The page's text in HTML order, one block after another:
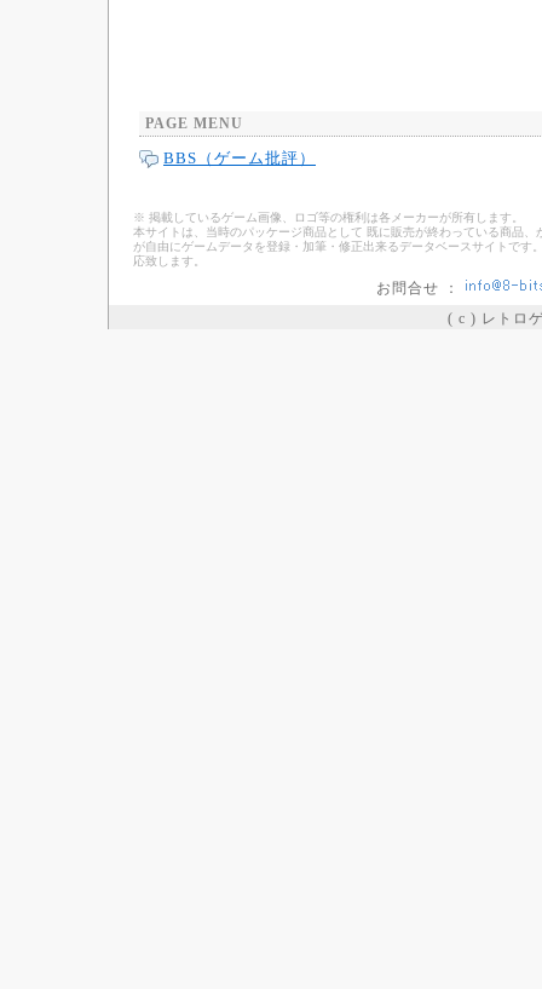
PAGE MENU
BBS（ゲーム批評）
※ 掲載しているゲーム画像、ロゴ等の権利は各メーカーが所有します。
本サイトは、当時のパッケージ商品として 既に販売が終わっている商品
が自由にゲームデータを登録・加筆・修正出来るデータベースサイトで
応致します。
お問合せ ：
( c ) レトロ